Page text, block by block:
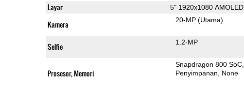
Layar 5" 1920x1080 AMOLED
Kamera 20-MP(Utama)
Selfie 1.2-MP
Prosesor, Memori
Snapdragon 800 SoC
Penyimpanan
None